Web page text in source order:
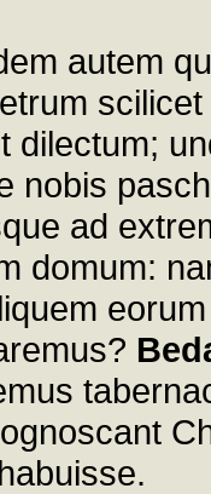
autem
dilectum;
nobis
ad
domum: